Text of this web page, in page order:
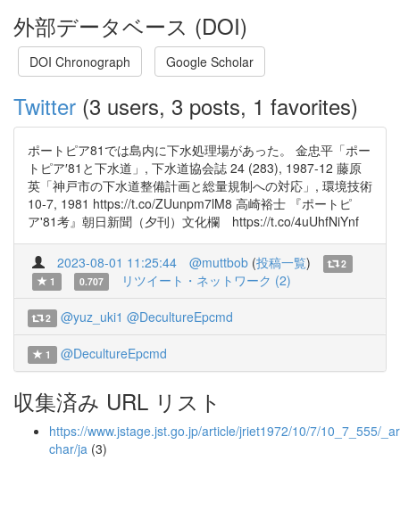
外部データベース (DOI)
DOI Chronograph Google Scholar
Twitter (3 users, 3 posts, 1 favorites)
ポートピア81では島内に下水処理場があった。 金忠平「ポー
トピア′81と下水道」, 下水道協会誌 24 (283), 1987-12 藤原
英「神戸市の下水道整備計画と総量規制への対応」, 環境技術
10-7, 1981 https://t.co/ZUunpm7lM8 高崎裕士 『ポートピ
ア'81考』朝日新聞（夕刊）文化欄 https://t.co/4uUhfNiYnf
2023-08-01 11:25:44 @muttbob (投稿一覧)
2
1
0.707 リツイート・ネットワーク (2)
2 @yuz_uki1 @DecultureEpcmd
1 @DecultureEpcmd
収集済み URL リスト
https://www.jstage.jst.go.jp/article/jriet1972/10/7/10_7_555/
char/ja (3)